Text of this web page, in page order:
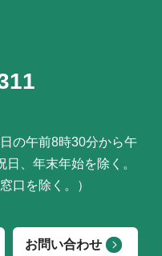
の午前8時30分から午
日、年末年始を除く。
口を除く。）
お問い合わせ